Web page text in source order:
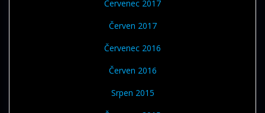
Červenec 2017
Červen 2017
Červenec 2016
Červen 2016
Srpen 2015